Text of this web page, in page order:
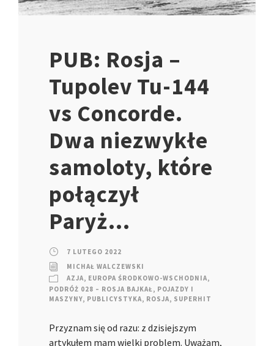
PUB: Rosja –
Tupolev Tu-144
vs Concorde.
Dwa niezwykłe
samoloty, które
połączył
Paryż…
7 LUTEGO 2022
MICHAŁ WALCZEWSKI
AZJA, EUROPA ŚRODKOWO-WSCHODNIA,
PODRÓŻ 028 – ROSJA BAJKAŁ , POJAZDY I
MASZYNY, PUBLICYSTYKA, ROSJA, SUPERHIT
Przyznam się od razu: z dzisiejszym
artykułem mam wielki problem. Uważam,